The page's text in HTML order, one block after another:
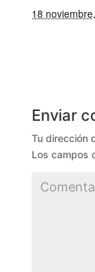
18
Enviar
Tu dirección
Los campos